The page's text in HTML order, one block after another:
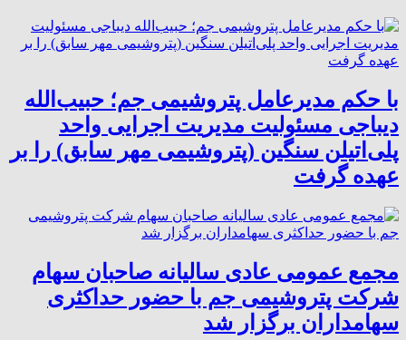
با حکم مدیرعامل پتروشیمی جم؛ حبیب‌الله
دیباجی مسئولیت مدیریت اجرایی واحد
پلی‌اتیلن سنگین (پتروشیمی مهر سابق) را بر
عهده گرفت
مجمع عمومی عادی سالیانه صاحبان سهام
شرکت پتروشیمی جم با حضور حداکثری
سهامداران برگزار شد